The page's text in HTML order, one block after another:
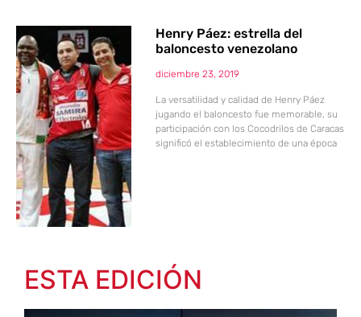
Henry Páez: estrella del
baloncesto venezolano
diciembre 23, 2019
La versatilidad y calidad de Henry Páez
jugando el baloncesto fue memorable, su
participación con los Cocodrilos de Caracas
significó el establecimiento de una época
ESTA EDICIÓN